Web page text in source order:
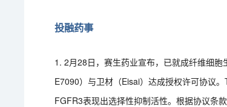
投融药事
1. 2月28日，赛生药业宣布，已就成纤维细
E7090）与卫材（Eisai）达成授权许可协议
FGFR3表现出选择性抑制活性。根据协议条